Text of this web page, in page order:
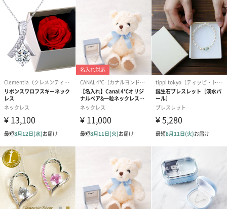
写真付きメッセージカ
ード（680円）
写真付きメッセージカ
ード（Thank you）ピ
ンク（680円）
【誕生日】
Birthday ホワ
刷なし）（
ラッピング
ギフトラッピングを施してお届けします。